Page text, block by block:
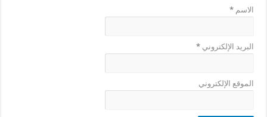
الاسم*
البريد الإلكتروني*
الموقع الإلكتروني